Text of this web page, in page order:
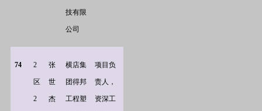
技有限
公司
74 2
区
2
张
世
杰
横店集
团得邦
工程塑
项目负
责人，
资深工